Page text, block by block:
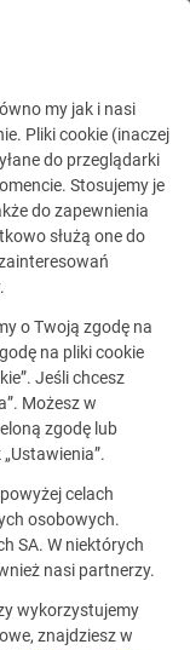
my jak i nasi
Pliki cookie (inaczej
do przeglądarki
Stosujemy je
do zapewnienia
służą one do
o Twoją zgodę na
na pliki cookie
Jeśli chcesz
Możesz w
zgodę lub
celach
osobowych.
SA. W niektórych
nasi partnerzy.
wykorzystujemy
znajdziesz w